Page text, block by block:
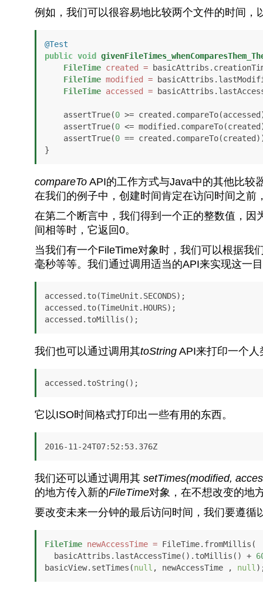
例如，我们可以很容易地比较两个文件的时间
@Test
public void
FileTime created =
FileTime modified =
FileTime accessed =
    assertTrue(
0 >=
    assertTrue(
0 <=
    assertTrue(
0 ==
}
compareToAPI的工作方式与Java中的其他比较
在我们的例子中，创建时间肯定在访问时间之前
在第二个断言中，我们得到一个正的整数值，
间相等时，它返回0。
当我们有一个FileTime对象时，我们可以根据我
毫秒等等。我们通过调用适当的API来实现这一
accessed.to(TimeUnit.SECONDS);
accessed.to(TimeUnit.HOURS);
accessed.toMillis();
我们也可以通过调用其toStringAPI来打印一个人
accessed.toString();
它以ISO时间格式打印出一些有用的东西。
2016-11-24T07:52:53.376Z
我们还可以通过调用其setTimes(modified,
的地方传入新的FileTime对象，在不想改变的地
要改变未来一分钟的最后访问时间，我们要遵循
FileTime newAccessTime = FileTime.fromMillis(
  basicAttribs.lastAccessTime().toMillis() +
basicView.setTimes(null , newAccessTime , null